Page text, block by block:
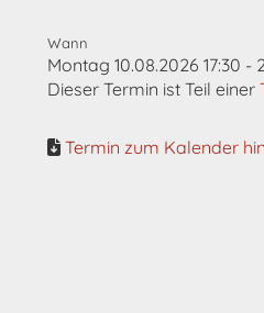
Wann
Montag 10.08.2026 17:30 -
Dieser Termin ist Teil einer
Termin zum Kalender